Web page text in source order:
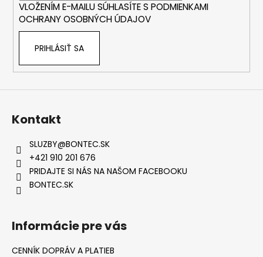
VLOŽENÍM E-MAILU SÚHLASÍTE S PODMIENKAMI
OCHRANY OSOBNÝCH ÚDAJOV
PRIHLÁSIŤ SA
Kontakt
SLUZBY@BONTEC.SK
+421 910 201 676
PRIDAJTE SI NÁS NA NAŠOM FACEBOOKU
BONTEC.SK
Informácie pre vás
CENNÍK DOPRÁV A PLATIEB